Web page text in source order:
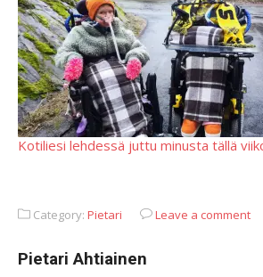
Kotiliesi lehdessä juttu minusta tällä
Category: Pietari Leave a comment
Pietari Ahtiainen